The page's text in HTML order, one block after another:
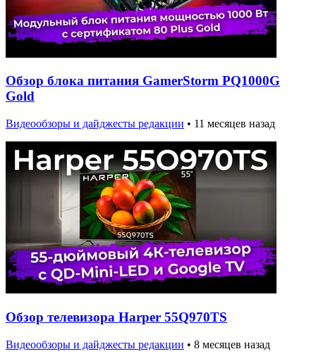
Обзор блока питания GamerStorm PQ1000G
Gold
Видеообзоры и дайджесты редакции • 11 месяцев назад
Обзор телевизора Harper 55Q970TS
Видеообзоры и дайджесты редакции • 8 месяцев назад